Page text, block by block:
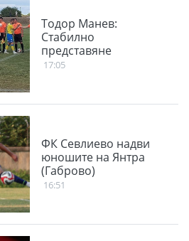
Тодор Манев:
Стабилно
представяне
17:05
ФК Севлиево надви
юношите на Янтра
(Габрово)
16:51